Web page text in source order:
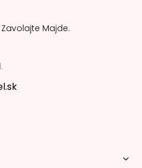
Majde.